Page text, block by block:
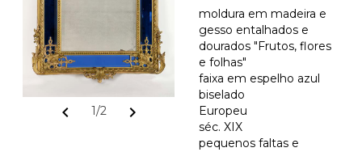
chevron_left 1/2 chevron_right
moldura em madeira e
gesso entalhados e
dourados "Frutos, flores
e folhas"
faixa em espelho azul
biselado
Europeu
séc. XIX
pequenos faltas e